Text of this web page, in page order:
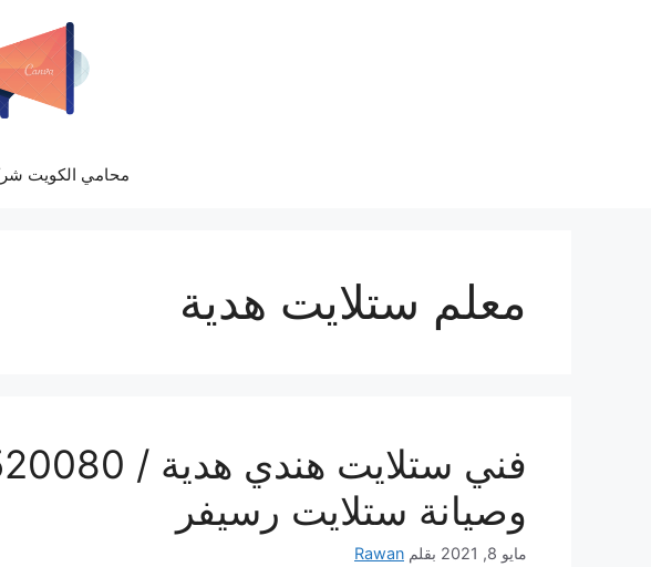
محامي الكويت
معلم ستلايت هدية
وصيانة ستلايت رسيفر
مايو 8, 2021 بقلم Rawan